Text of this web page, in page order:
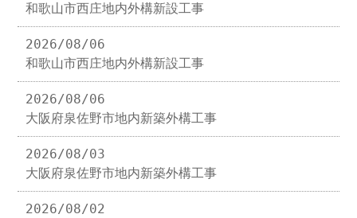
和歌山市西庄地内外構新設工事
2026/08/06
和歌山市西庄地内外構新設工事
2026/08/06
大阪府泉佐野市地内新築外構工事
2026/08/03
大阪府泉佐野市地内新築外構工事
2026/08/02